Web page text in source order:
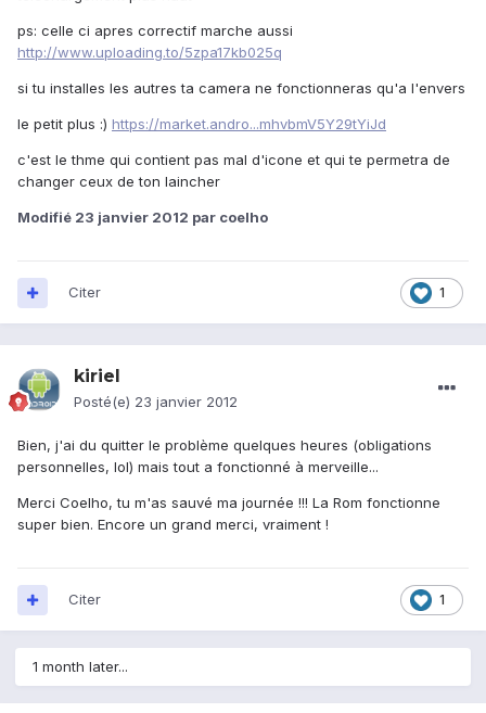
ps: celle ci apres correctif marche aussi
http://www.uploading.to/5zpa17kb025q
si tu installes les autres ta camera ne fonctionneras qu'a l'envers
le petit plus :) https://market.andro...mhvbmV5Y29tYiJd
c'est le thme qui contient pas mal d'icone et qui te permetra de
changer ceux de ton laincher
Modifié 23 janvier 2012 par coelho
1
Citer
kiriel
Posté(e) 23 janvier 2012
Bien, j'ai du quitter le problème quelques heures (obligations
personnelles, lol) mais tout a fonctionné à merveille...
Merci Coelho, tu m'as sauvé ma journée !!! La Rom fonctionne
super bien. Encore un grand merci, vraiment !
1
Citer
1 month later...